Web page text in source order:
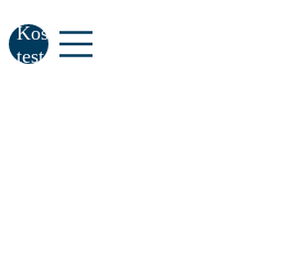
Kostenlos
testen